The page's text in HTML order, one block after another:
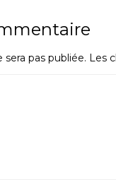
pas publiée. Les